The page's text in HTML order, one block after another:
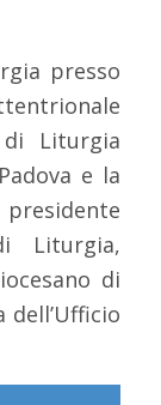
presso
Liturgia
e la
Liturgia,
di